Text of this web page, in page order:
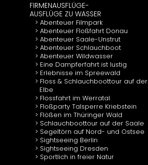
FIRMENAUSFLÜGE-
AUSFLÜGE ZU WASSER
Abenteuer Filmpark
Abenteuer Floßfahrt Donau
Abenteuer Saale-Unstrut
Abenteuer Schlauchboot
Abenteuer Wildwasser
Eine Dampferfahrt ist lustig
Erlebnisse im Spreewald
Floss & Schlauchboottour auf der
Elbe
Flossfahrt im Werratal
Floßparty Talsperre Kriebstein
Flößen im Thüringer Wald
Schlauchboottour auf der Saale
Segeltörn auf Nord- und Ostsee
Sightseeing Berlin
Sightseeing Dresden
Sportlich in freier Natur